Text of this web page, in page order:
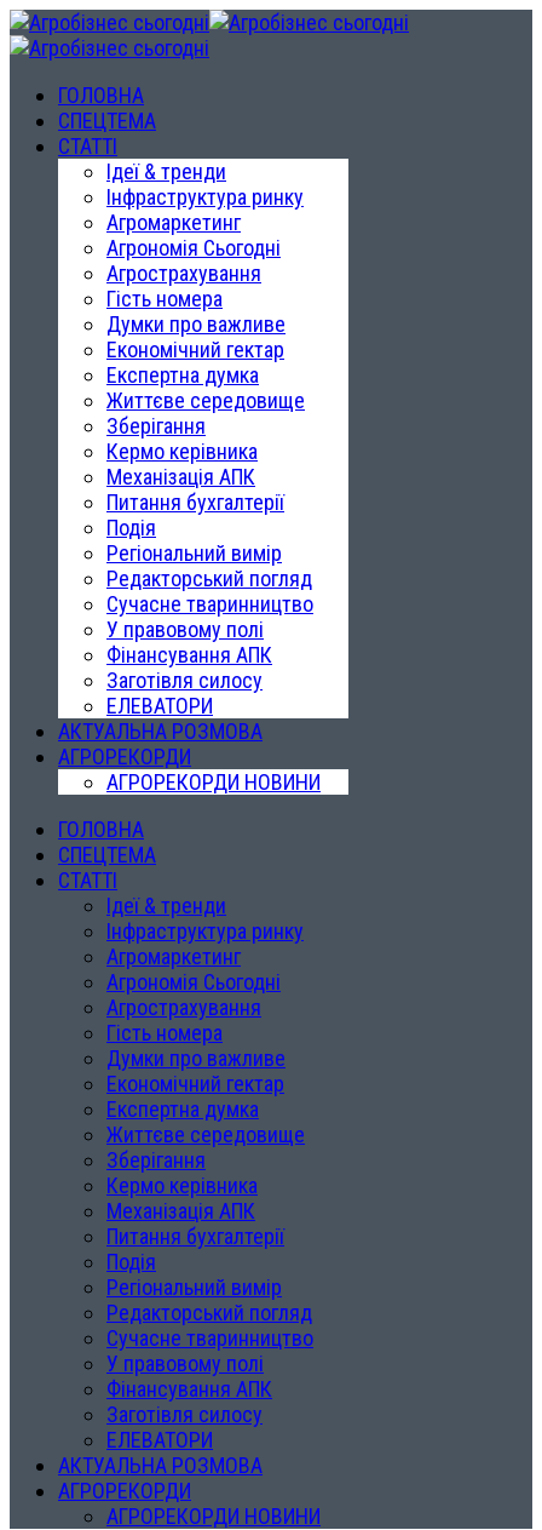
ГОЛОВНА
СПЕЦТЕМА
СТАТТІ
Ідеї & тренди
Інфраструктура ринку
Агромаркетинг
Агрономія Сьогодні
Агрострахування
Гість номера
Думки про важливе
Економічний гектар
Експертна думка
Життєве середовище
Зберігання
Кермо керівника
Механізація АПК
Питання бухгалтерії
Подія
Регіональний вимір
Редакторський погляд
Сучасне тваринництво
У правовому полі
Фінансування АПК
Заготівля силосу
ЕЛЕВАТОРИ
АКТУАЛЬНА РОЗМОВА
АГРОРЕКОРДИ
АГРОРЕКОРДИ НОВИНИ
ГОЛОВНА
СПЕЦТЕМА
СТАТТІ
Ідеї & тренди
Інфраструктура ринку
Агромаркетинг
Агрономія Сьогодні
Агрострахування
Гість номера
Думки про важливе
Економічний гектар
Експертна думка
Життєве середовище
Зберігання
Кермо керівника
Механізація АПК
Питання бухгалтерії
Подія
Регіональний вимір
Редакторський погляд
Сучасне тваринництво
У правовому полі
Фінансування АПК
Заготівля силосу
ЕЛЕВАТОРИ
АКТУАЛЬНА РОЗМОВА
АГРОРЕКОРДИ
АГРОРЕКОРДИ НОВИНИ